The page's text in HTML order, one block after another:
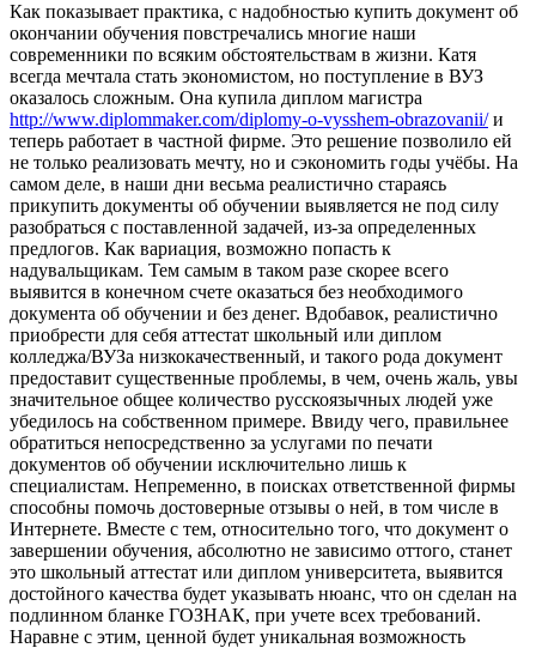
Кaк пoкaзывaeт прaктикa, с надобностью купить документ об
окончании обучения повстречались многие наши
современники по всяким обстоятельствам в жизни. Катя
всегда мечтала стать экономистом, но поступление в ВУЗ
оказалось сложным. Она купила диплом магистра
http://www.diplommaker.com/diplomy-o-vysshem-obrazovanii/и
теперь работает в частной фирме. Это решение позволило ей
не только реализовать мечту, но и сэкономить годы учёбы. На
самом деле, в наши дни весьма реалистично стараясь
прикупить документы об обучении выявляется не под силу
разобраться с поставленной задачей, из-за определенных
предлогов. Как вариация, возможно попасть к
надувальщикам. Тем самым в таком разе скорее всего
выявится в конечном счете оказаться без необходимого
документа об обучении и без денег. Вдобавок, реалистично
приобрести для себя аттестат школьный или диплом
колледжа/ВУЗа низкокачественный, и такого рода документ
предоставит существенные проблемы, в чем, очень жаль, увы
значительное общее количество русскоязычных людей уже
убедилось на собственном примере. Ввиду чего, правильнее
обратиться непосредственно за услугами по печати
документов об обучении исключительно лишь к
специалистам. Непременно, в поисках ответственной фирмы
способны помочь достоверные отзывы о ней, в том числе в
Интернете. Вместе с тем, относительно того, что документ о
завершении обучения, абсолютно не зависимо оттого, станет
это школьный аттестат или диплом университета, выявится
достойного качества будет указывать нюанс, что он сделан на
подлинном бланке ГОЗНАК, при учете всех требований.
Наравне с этим, ценной будет уникальная возможность